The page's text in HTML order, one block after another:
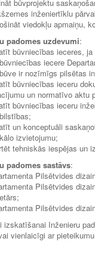
būvprojektu
inženiertīklu
viedokļu apmaiņu,
padomes uzdevumi:
būvniecības ieceres,
būvniecības iecere
būve ir nozīmīgs pilsētas
būvniecības ieceru
un normatīvo aktu
būvniecības ieceru
un konceptuāli
izvietojumu;
tehniskās iespējas un
padomes sastāvs:
Pilsētvides
Pilsētvides
Pilsētvides
izskatīšanai Inženieru
vienlaicīgi ar